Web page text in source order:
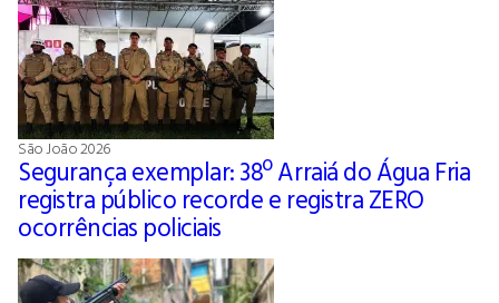
São João 2026
Segurança exemplar: 38º Arraiá do Água Fria
registra público recorde e registra ZERO
ocorrências policiais